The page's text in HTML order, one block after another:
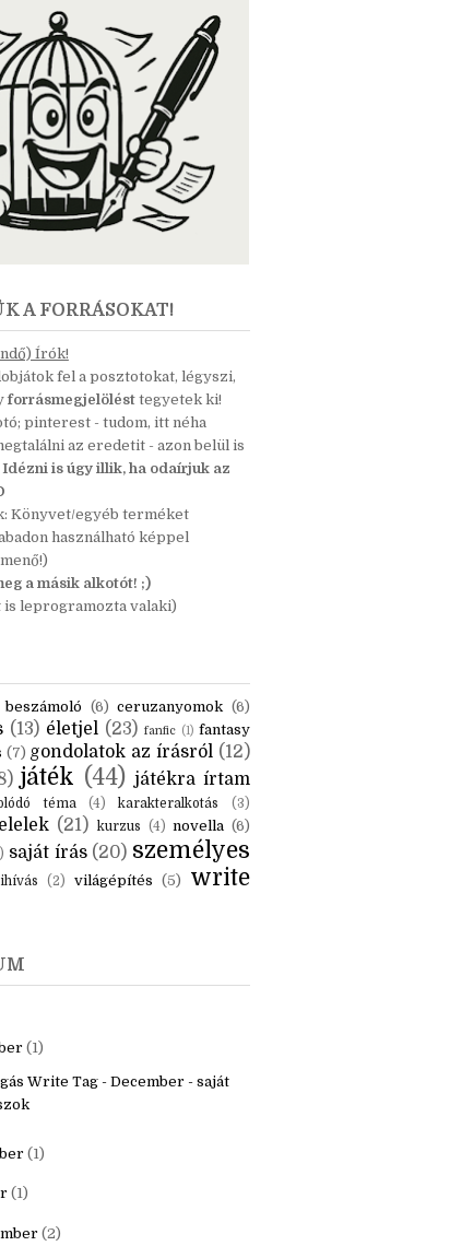
A FORRÁSOKAT!
Írók!
fel a posztotokat, légyszi,
forrásmegjelölésttegyetek ki!
pinterest - tudom, itt néha
az eredetit - azon belül is
Idézni is úgy illik, ha odaírjuk az
Könyvet/egyéb terméket
használható képpel
a másik alkotót! ;)
beszámoló (6) ceruzanyomok (6)
(13) életjel (23) fanfic (1) fantasy
(7) gondolatok az írásról (12)
játék (44) játékra írtam
téma (4) karakteralkotás (3)
Write Tag - December - saját
(1)